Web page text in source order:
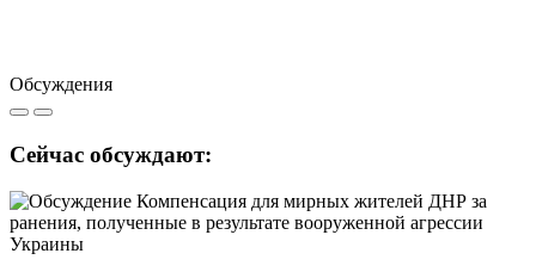
Обсуждения
Сейчас обсуждают: